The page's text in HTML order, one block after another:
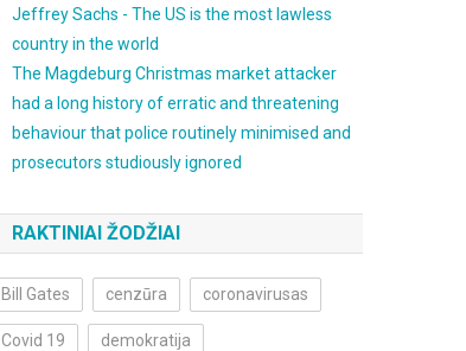
Jeffrey Sachs - The US is the most lawless
country in the world
The Magdeburg Christmas market attacker
had a long history of erratic and threatening
behaviour that police routinely minimised and
prosecutors studiously ignored
RAKTINIAI ŽODŽIAI
Bill Gates cenzūra coronavirusas
Covid 19 demokratija